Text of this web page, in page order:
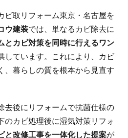
ビ取リフォーム東京・名古屋を
ウ建装では、単なるカビ除去に
とカビ対策を同時に行えるワン
しています。これにより、カビ
、暮らしの質を根本から見直す
去後にリフォームで抗菌仕様の
のカビ処理後に湿気対策リフォ
と改修工事を一体化した提案が